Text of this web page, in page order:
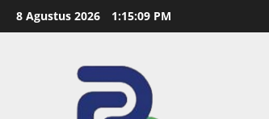
8 Agustus 2026 1:15:10 PM